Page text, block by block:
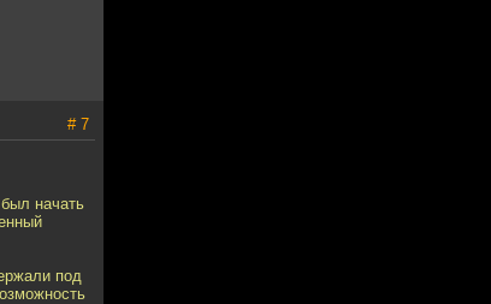
# 7
начать
под